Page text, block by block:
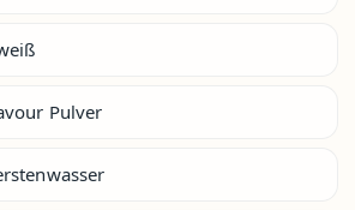
Pulver